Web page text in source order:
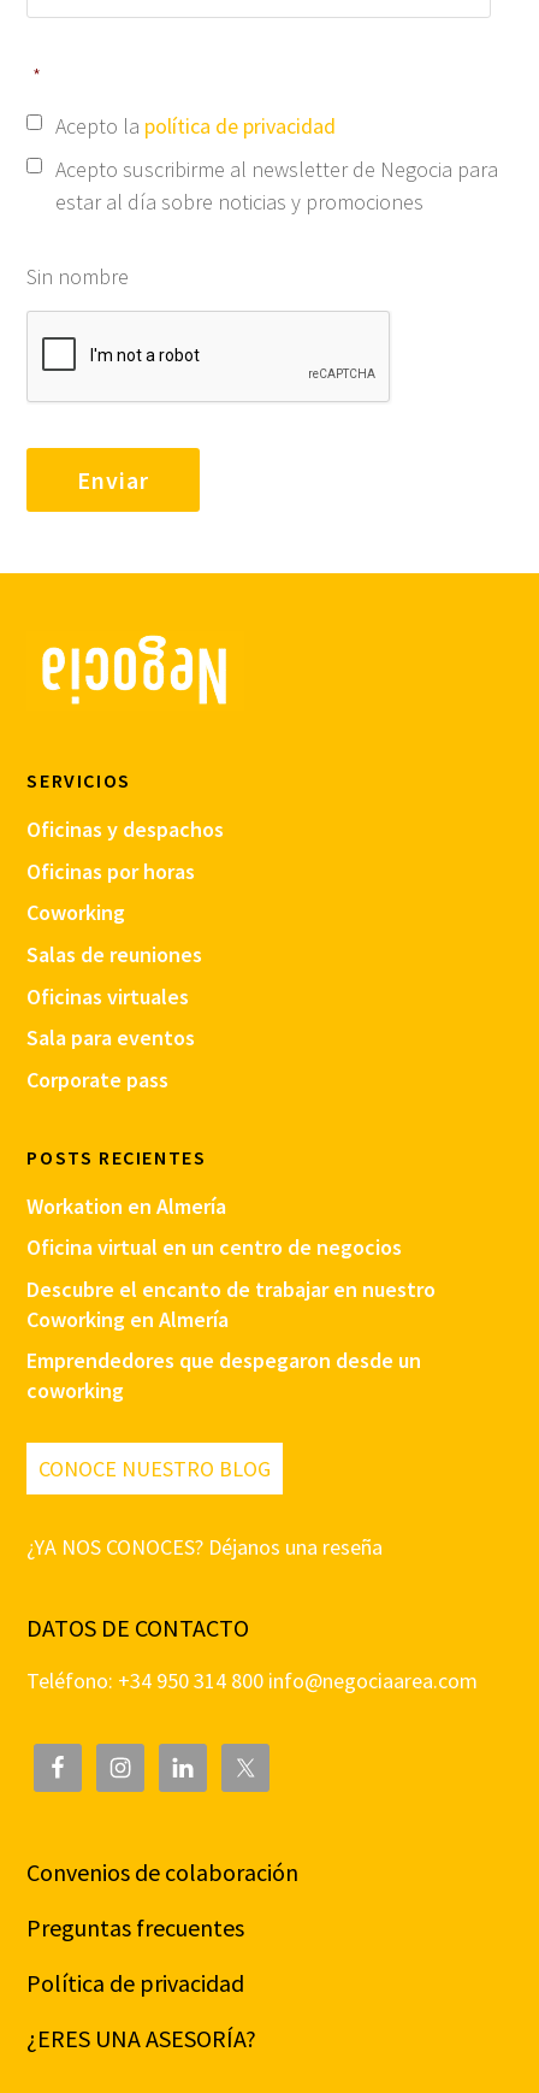
*
Acepto la política de privacidad
Acepto suscribirme al newsletter de Negocia para
estar al día sobre noticias y promociones
Sin nombre
SERVICIOS
Oficinas y despachos
Oficinas por horas
Coworking
Salas de reuniones
Oficinas virtuales
Sala para eventos
Corporate pass
POSTS RECIENTES
Workation en Almería
Oficina virtual en un centro de negocios
Descubre el encanto de trabajar en nuestro
Coworking en Almería
Emprendedores que despegaron desde un
coworking
CONOCE NUESTRO BLOG
¿YA NOS CONOCES? Déjanos una reseña
DATOS DE CONTACTO
Teléfono: +34 950 314 800 info@negociaarea.com
Convenios de colaboración
Preguntas frecuentes
Política de privacidad
¿ERES UNA ASESORÍA?